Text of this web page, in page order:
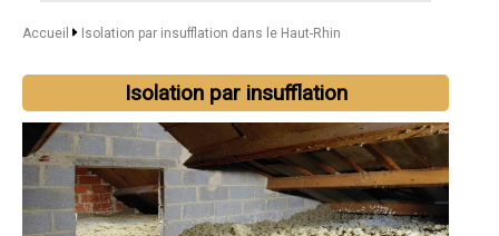
Accueil Isolation par insufflation dans le Haut-Rhin
Isolation par insufflation